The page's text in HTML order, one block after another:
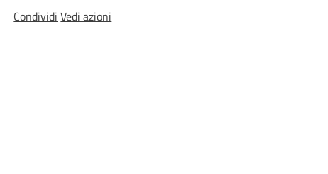
Condividi Vedi azioni